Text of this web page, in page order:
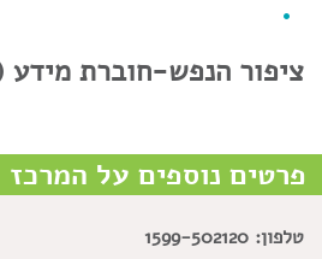
ציפור הנפש-חוברת מידע (1)
פרטים נוספים על המרכז
טלפון: 1599-502120